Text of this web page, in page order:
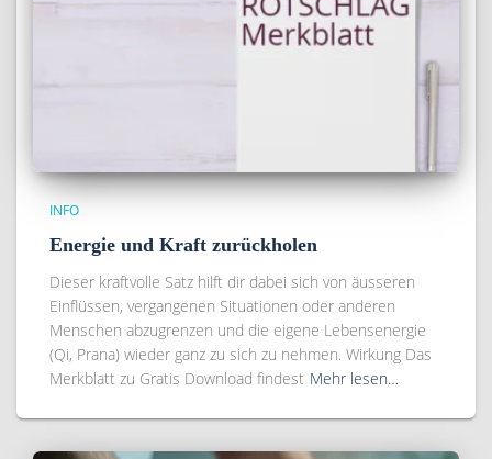
INFO
Energie und Kraft zurückholen
Dieser kraftvolle Satz hilft dir dabei sich von äusseren
Einflüssen, vergangenen Situationen oder anderen
Menschen abzugrenzen und die eigene Lebensenergie
(Qi, Prana) wieder ganz zu sich zu nehmen. Wirkung Das
Merkblatt zu Gratis Download findest Mehr lesen…